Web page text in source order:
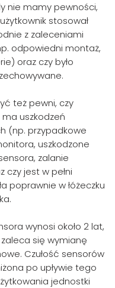
nie mamy pewności,
stosował
z zaleceniami
odpowiedni montaż,
oraz czy było
też pewni, czy
uszkodzeń
(np. przypadkowe
uszkodzone
zalanie
czy jest w pełni
poprawnie w łóżeczku
wynosi około 2 lat,
się wymianę
Czułość sensorów
po upływie tego
jednostki